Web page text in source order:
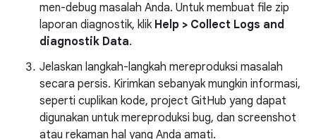
men-debug masalah Anda. Untuk membuat file zip
laporan diagnostik, klik Help > Collect Logs and
diagnostik Data.
Jelaskan langkah-langkah mereproduksi masalah
secara persis. Kirimkan sebanyak mungkin informasi,
seperti cuplikan kode, project GitHub yang dapat
digunakan untuk mereproduksi bug, dan screenshot
atau rekaman hal yang Anda amati.